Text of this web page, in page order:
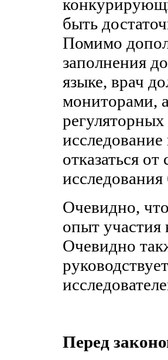
быть
Помимо
заполнения
языке, врач
мониторами,
отказаться
Очевидно,
опыт участия
Очевидно
Перед